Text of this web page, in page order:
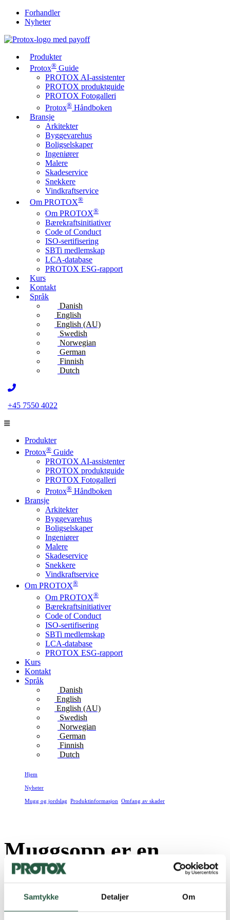
Samtykke Detaljer Om
Forhandler
Nyheter
Produkter
Protox® Guide
PROTOX AI-assistenter
PROTOX produktguide
PROTOX Fotogalleri
Protox® Håndboken
Bransje
Arkitekter
Byggevarehus
Boligselskaper
Ingeniører
Malere
Skadeservice
Snekkere
Vindkraftservice
Om PROTOX®
Om PROTOX®
Bærekraftsinitiativer
Code of Conduct
ISO-sertifisering
SBTi medlemskap
LCA-database
PROTOX ESG-rapport
Kurs
Kontakt
Språk
Danish
English
English (AU)
Swedish
Norwegian
German
Finnish
Dutch
+45 7550 4022
Produkter
Protox® Guide
PROTOX AI-assistenter
PROTOX produktguide
PROTOX Fotogalleri
Protox® Håndboken
Bransje
Arkitekter
Byggevarehus
Boligselskaper
Ingeniører
Malere
Skadeservice
Snekkere
Vindkraftservice
Om PROTOX®
Om PROTOX®
Bærekraftsinitiativer
Code of Conduct
ISO-sertifisering
SBTi medlemskap
LCA-database
PROTOX ESG-rapport
Kurs
Kontakt
Språk
Danish
English
English (AU)
Swedish
Norwegian
German
Finnish
Dutch
Hjem
Nyheter
Mugg og jordslag Produktinformasjon Omfang av skader
Muggsopp er en
økende trussel mot
sunne innemiljøer